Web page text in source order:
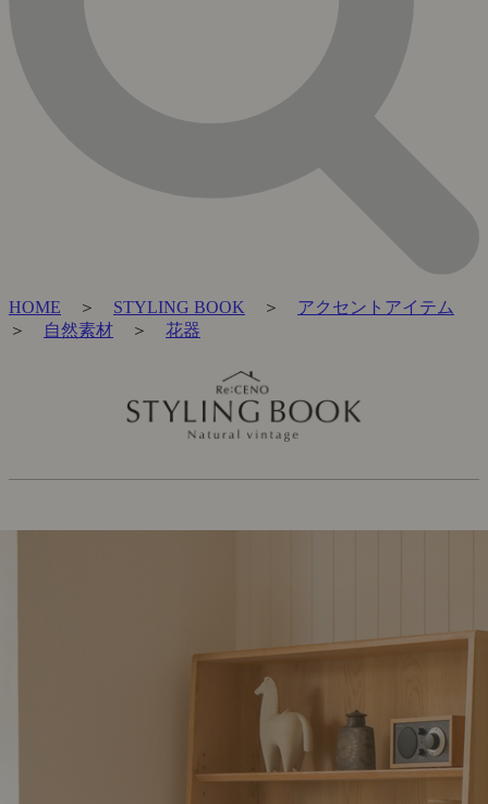
HOME ＞ STYLING BOOK ＞ アクセントアイテム
＞
自然素材 ＞ 花器